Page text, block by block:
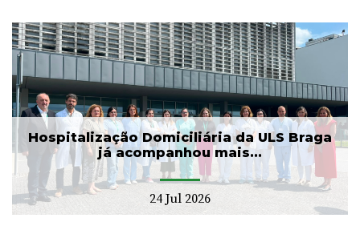
Hospitalização Domiciliária da ULS Braga
já acompanhou mais...
24 Jul 2026